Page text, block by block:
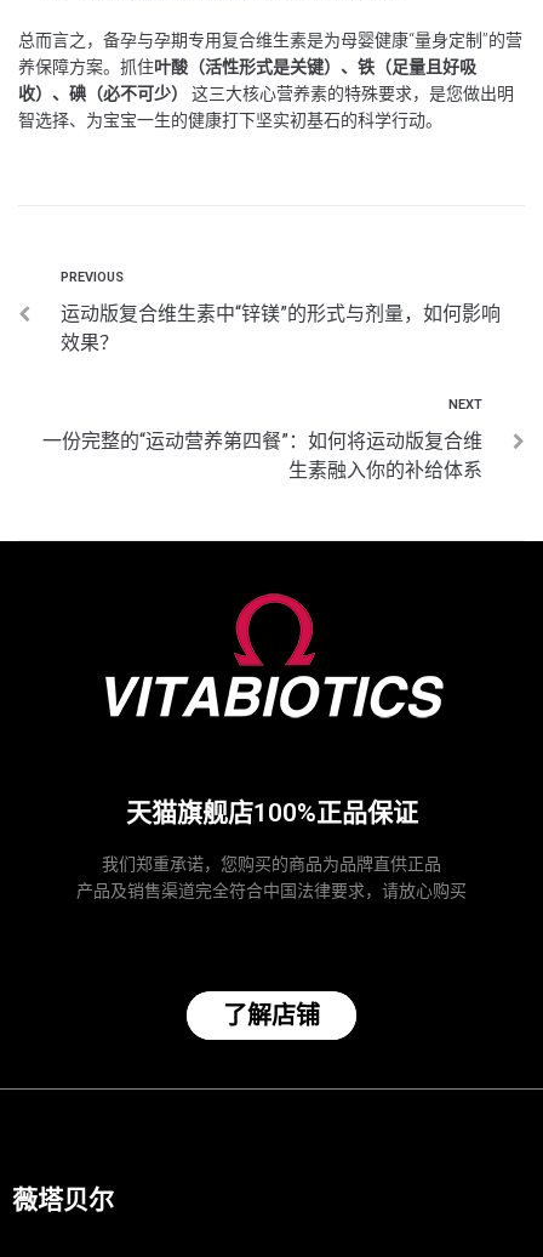
总而言之，备孕与孕期专用复合维生素是为母婴健康“量身定制”的营
养保障方案。抓住叶酸（活性形式是关键）、铁（足量且好吸
收）、碘（必不可少）
这三大核心营养素的特殊要求，是您做出明
智选择、为宝宝一生的健康打下坚实初基石的科学行动。
PREVIOUS
运动版复合维生素中“锌镁”的形式与剂量，如何影响
效果？
NEXT
一份完整的“运动营养第四餐”：如何将运动版复合维
生素融入你的补给体系
天猫旗舰店100%正品保证
我们郑重承诺，您购买的商品为品牌直供正品
产品及销售渠道完全符合中国法律要求，请放心购买
了解店铺
薇塔贝尔